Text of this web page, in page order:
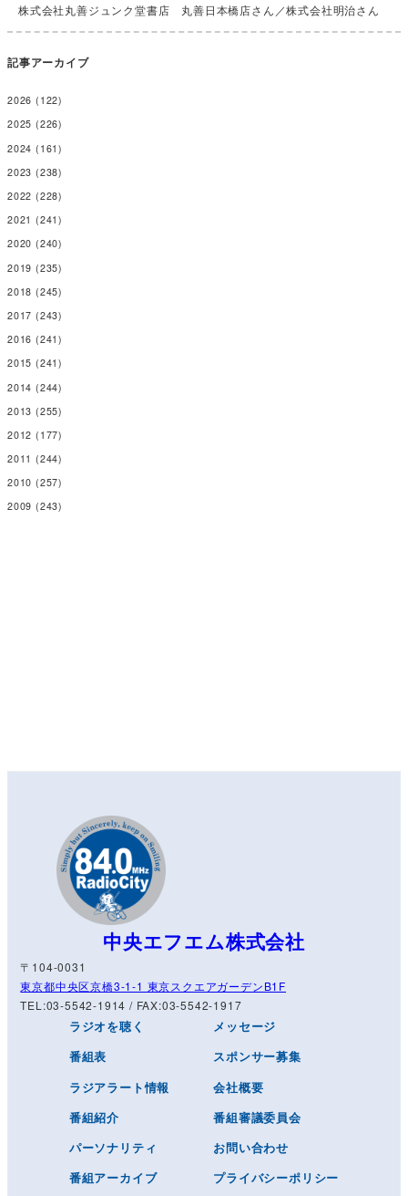
株式会社丸善ジュンク堂書店 丸善日本橋店さん／株式会社明治さん
記事アーカイブ
2026 (122)
2025 (226)
2024 (161)
2023 (238)
2022 (228)
2021 (241)
2020 (240)
2019 (235)
2018 (245)
2017 (243)
2016 (241)
2015 (241)
2014 (244)
2013 (255)
2012 (177)
2011 (244)
2010 (257)
2009 (243)
中央エフエム株式会社
〒104-0031
東京都中央区京橋3-1-1 東京スクエアガーデンB1F
TEL:03-5542-1914 / FAX:03-5542-1917
ラジオを聴く
番組表
ラジアラート情報
番組紹介
パーソナリティ
番組アーカイブ
メッセージ
スポンサー募集
会社概要
番組審議委員会
お問い合わせ
プライバシーポリシー